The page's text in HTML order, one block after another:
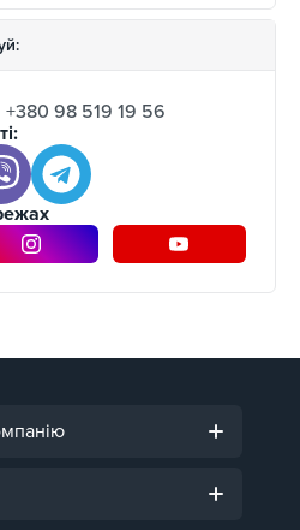
+380 98 519 19 56